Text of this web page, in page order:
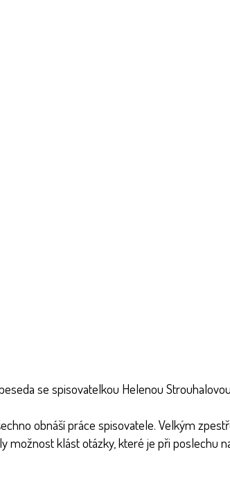
se spisovatelkou Helenou
obnáší práce spisovatele. Velkým
klást otázky, které je při poslechu